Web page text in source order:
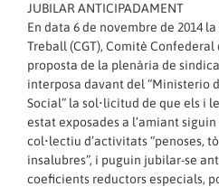
JUBILAR ANTICIPADAMENT
En data 6 de novembre de 2014
Treball (CGT), Comitè Confederal
proposta de la plenària de
interposa davant del “Ministerio
Social” la sol•licitud de que els i
estat exposades a l’amiant
col•lectiu d’activitats “penoses,
insalubres”, i puguin jubilar-se
coeficients reductors especials,